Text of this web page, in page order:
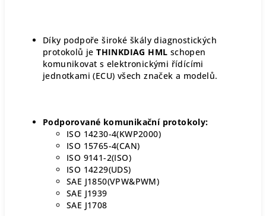
Díky podpoře široké škály diagnostických
protokolů jeTHINKDIAG HML schopen
komunikovat s elektronickými řídícími
jednotkami (ECU) všech značek a modelů.
Podporované komunikační protokoly:
ISO 14230-4(KWP2000)
ISO 15765-4(CAN)
ISO 9141-2(ISO)
ISO 14229(UDS)
SAE J1850(VPW&PWM)
SAE J1939
SAE J1708